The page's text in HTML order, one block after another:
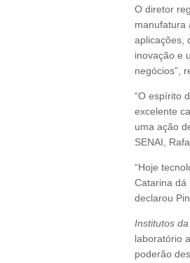
O diretor
manufatura
aplicações,
inovação e
negócios”,
“O espírito
excelente
uma ação
SENAI,
“Hoje
Catarina dá
declarou
Institutos
laboratório
poderão